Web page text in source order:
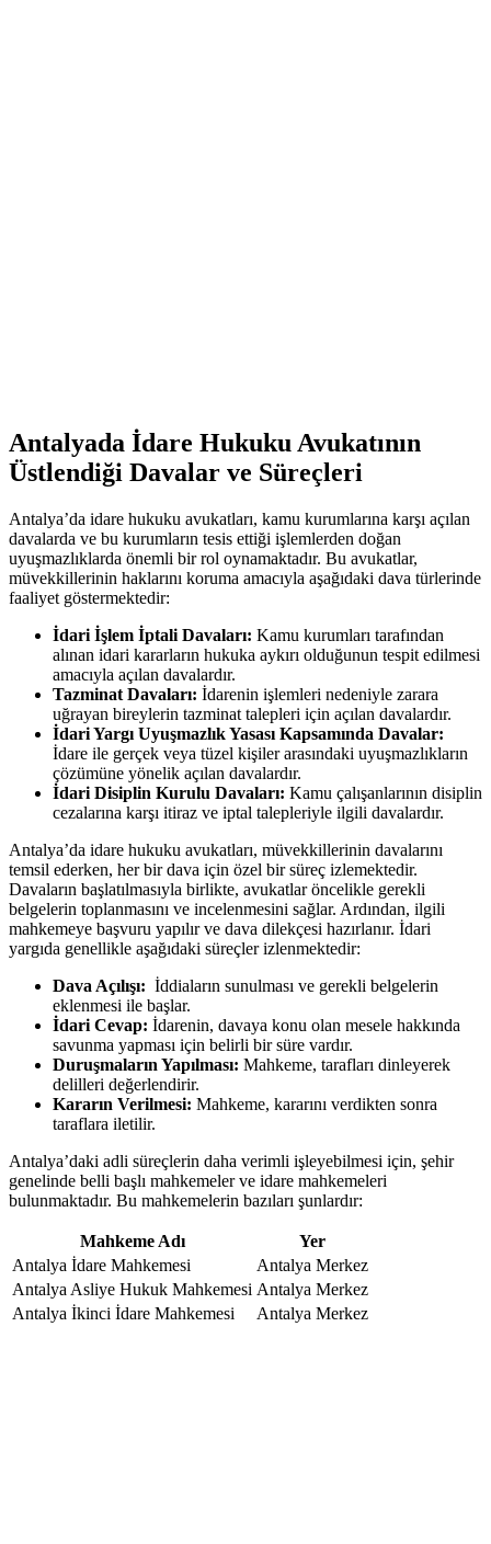
Antalyada İdare Hukuku‌ Avukatının‍
Üstlendiği ⁤Davalar ve Süreçleri
Antalya’da ‌idare‌ hukuku avukatları,​ kamu kurumlarına karşı açılan
davalarda ve bu kurumların ‌tesis ettiği işlemlerden doğan
uyuşmazlıklarda ‌önemli bir rol oynamaktadır. Bu avukatlar,
müvekkillerinin haklarını koruma amacıyla aşağıdaki dava türlerinde
faaliyet göstermektedir:
İdari İşlem İptali Davaları: Kamu kurumları tarafından
alınan idari kararların hukuka aykırı​ olduğunun tespit edilmesi
amacıyla⁣ açılan davalardır.
Tazminat Davaları: İdarenin işlemleri​ nedeniyle ​zarara
uğrayan bireylerin ​tazminat talepleri için ‍açılan⁣ davalardır.
İdari Yargı Uyuşmazlık Yasası⁤ Kapsamında Davalar:
İdare ⁢ile⁢ gerçek veya tüzel kişiler arasındaki uyuşmazlıkların
çözümüne yönelik açılan davalardır.
İdari Disiplin Kurulu Davaları: Kamu çalışanlarının disiplin
cezalarına karşı itiraz ‍ve iptal talepleriyle ilgili davalardır.
Antalya’da ‍idare​ hukuku avukatları, müvekkillerinin davalarını
temsil ederken, her bir ‌dava için‍ özel bir süreç izlemektedir.
Davaların ​başlatılmasıyla birlikte, avukatlar öncelikle gerekli
belgelerin toplanmasını ve incelenmesini sağlar. Ardından, ilgili
mahkemeye başvuru yapılır ve dava dilekçesi hazırlanır. İdari
yargıda genellikle aşağıdaki süreçler izlenmektedir:
Dava​ Açılışı: ⁢ İddiaların sunulması ve gerekli belgelerin
eklenmesi ile başlar.
İdari Cevap: İdarenin, davaya ⁢konu olan mesele⁣ hakkında
savunma‍ yapması ⁣için belirli bir süre ​vardır.
Duruşmaların Yapılması: Mahkeme, tarafları dinleyerek
delilleri değerlendirir.
Kararın Verilmesi: Mahkeme, ⁤kararını verdikten sonra
taraflara iletilir.
Antalya’daki adli süreçlerin daha verimli işleyebilmesi için, şehir
genelinde ‍belli başlı mahkemeler ve idare mahkemeleri
bulunmaktadır. Bu ​mahkemelerin bazıları şunlardır:
Mahkeme Adı
Yer
Antalya İdare Mahkemesi
Antalya ⁢Merkez
Antalya Asliye Hukuk Mahkemesi Antalya Merkez
Antalya İkinci⁢ İdare⁣ Mahkemesi
Antalya Merkez